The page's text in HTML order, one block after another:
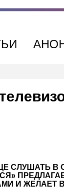
СЛУШАТЬ В
И ЖЕЛАЕТ